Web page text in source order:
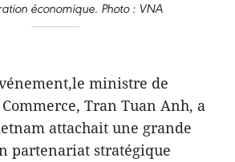
économique. Photo : VNA
ministre de
Tran Tuan Anh, a
attachait une grande
partenariat stratégique